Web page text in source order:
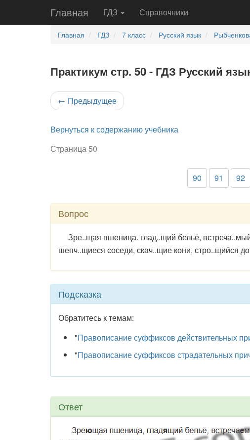
Главная ГДЗ Справочники
Главная ГДЗ 7 класс Русский язык
Практикум стр. 50 - ГДЗ Русский
← Предыдущее
Вернуться к содержанию учебника
Страница 50
90 91 92
Вопрос
Зре..щая пшеница. глад..щий бельё,
шепч..щиеся соседи, скач..щие кони, стро..щийся
Подсказка
Обратитесь к темам:
"Правописание суффиксов действительных
"Правописание суффиксов страдательных
Ответ